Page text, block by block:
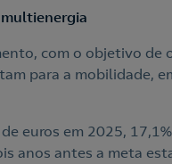
com o objetivo de
para a mobilidade,
euros em 2025,
anos antes a meta